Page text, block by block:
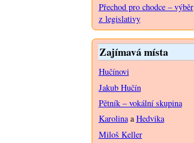
Přechod pro chodce – výběr
z legislativy
Zajímavá místa
Hučínovi
Jakub Hučín
Pětník – vokální skupina
KarolinaaHedvika
Miloš Keller